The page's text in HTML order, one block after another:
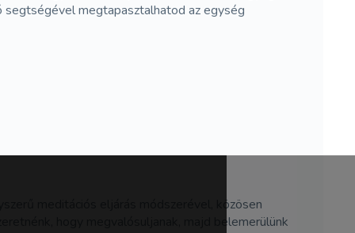
megtapasztalhatod az egység
meditációs eljárás módszerével, közösen
hogy megvalósuljanak, majd belemerülünk